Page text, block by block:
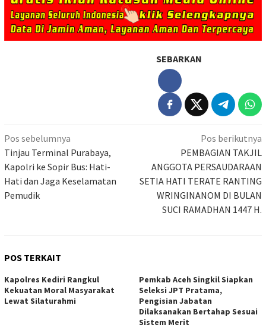
SEBARKAN
Navigasi
pos
Pos sebelumnya
Tinjau Terminal Purabaya,
Kapolri ke Sopir Bus: Hati-
Hati dan Jaga Keselamatan
Pemudik
Pos berikutnya
PEMBAGIAN TAKJIL
ANGGOTA PERSAUDARAAN
SETIA HATI TERATE RANTING
WRINGINANOM DI BULAN
SUCI RAMADHAN 1447 H.
POS TERKAIT
Kapolres Kediri Rangkul
Kekuatan Moral Masyarakat
Lewat Silaturahmi
Pemkab Aceh Singkil Siapkan
Seleksi JPT Pratama,
Pengisian Jabatan
Dilaksanakan Bertahap Sesuai
Sistem Merit